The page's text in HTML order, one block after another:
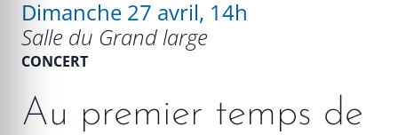
Dimanche 27 avril, 14h
Salle du Grand large
CONCERT
Au premier temps de